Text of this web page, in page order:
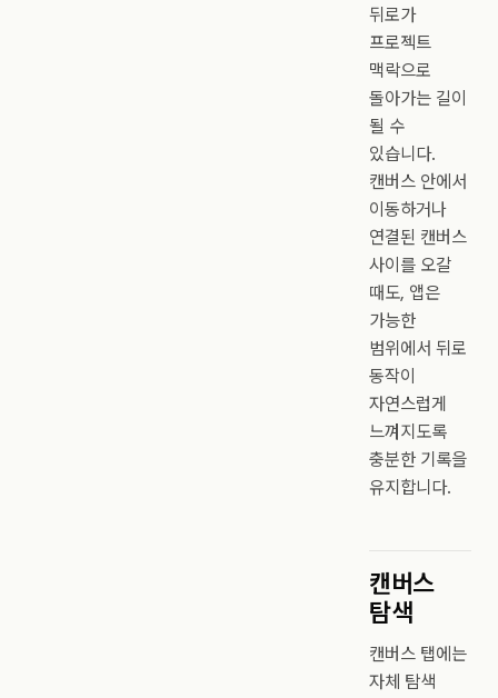
뒤로가
프로젝트
맥락으로
돌아가는 길이
될 수
있습니다.
캔버스 안에서
이동하거나
연결된 캔버스
사이를 오갈
때도, 앱은
가능한
범위에서 뒤로
동작이
자연스럽게
느껴지도록
충분한 기록을
유지합니다.
캔버스
탐색
캔버스 탭에는
자체 탐색